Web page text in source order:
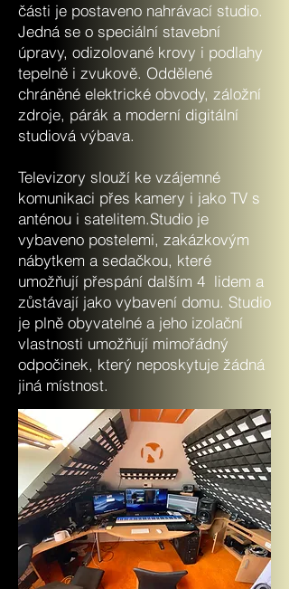
části je postaveno nahrávací studio.
Jedná se o speciální stavební
úpravy, odizolované krovy i podlahy
tepelně i zvukově. Oddělené
chráněné elektrické obvody, záložní
zdroje, párák a moderní digitální
studiová výbava.
Televizory slouží ke vzájemné
komunikaci přes kamery i jako TV s
anténou i satelitem.Studio je
vybaveno postelemi, zakázkovým
nábytkem a sedačkou, které
umožňují přespání dalším 4 lidem a
zůstávají jako vybavení domu. Studio
je plně obyvatelné a jeho izolační
vlastnosti umožňují mimořádný
odpočinek, který neposkytuje žádná
jiná místnost.